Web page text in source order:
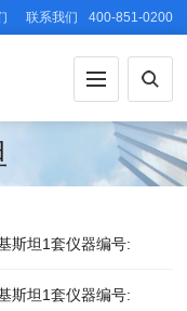
联系我们 400-851-0200
斯坦1套仪器编号:
斯坦1套仪器编号: